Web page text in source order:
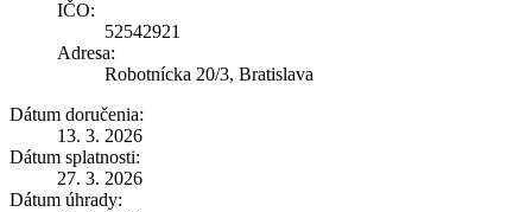
IČO:
52542921
Adresa:
Robotnícka 20/3, Bratislava
Dátum doručenia:
13. 3. 2026
Dátum splatnosti:
27. 3. 2026
Dátum úhrady: